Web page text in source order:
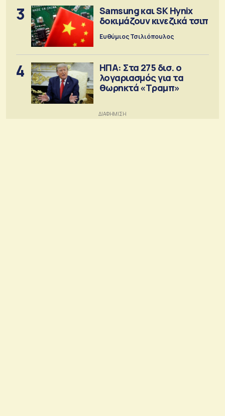
3
Samsung και SK Hynix
δοκιμάζουν κινεζικά τσιπ
Ευθύμιος Τσιλιόπουλος
4
ΗΠΑ: Στα 275 δισ. ο
λογαριασμός για τα
θωρηκτά «Τραμπ»